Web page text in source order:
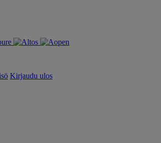
Kirjaudu ulos